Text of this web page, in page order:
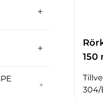
150
304/